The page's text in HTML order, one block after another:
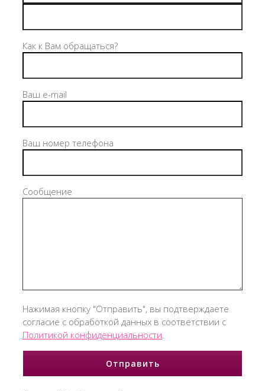
Как к Вам обращаться?
Ваш e-mail
Ваш номер телефона
Сообщение
Нажимая кнопку "Отправить", вы подтверждаете
согласие с обработкой данных в соответствии с
Политикой конфиденциальности.